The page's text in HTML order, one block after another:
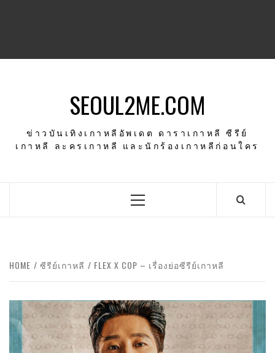
SEOUL2ME.COM
ข่าวบันเทิงเกาหลีอัพเดต ดาราเกาหลี ซีรีย์
เกาหลี ละครเกาหลี และนักร้องเกาหลีก่อนใคร
Primary
HOME ซีรีย์เกาหลี FLEX X COP – เรื่องย่อซีรีย์เกาหลี